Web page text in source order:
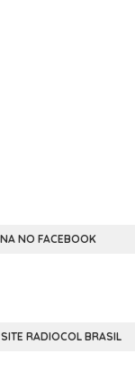
NO FACEBOOK
RADIOCOL BRASIL